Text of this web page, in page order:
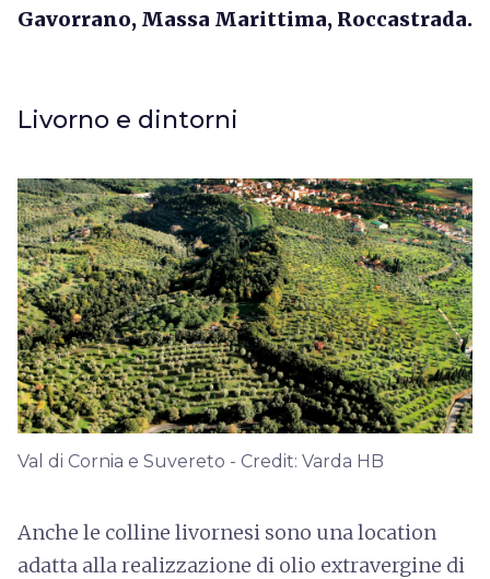
Gavorrano, Massa Marittima, Roccastrada.
Livorno e dintorni
Val di Cornia e Suvereto - Credit: Varda HB
Anche le colline livornesi sono una location
adatta alla realizzazione di olio extravergine di